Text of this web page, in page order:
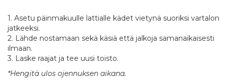
1. Asetu päinmakuulle lattialle kädet vietynä suoriksi vartalon
jatkeeksi.
2. Lähde nostamaan sekä käsiä että jalkoja samanaikaisesti
ilmaan.
3. Laske raajat ja tee uusi toisto.
*Hengitä ulos ojennuksen aikana.